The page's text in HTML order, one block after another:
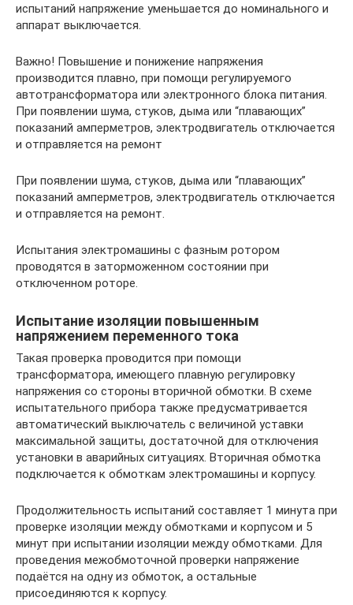
испытаний напряжение уменьшается до номинального и
аппарат выключается.
Важно! Повышение и понижение напряжения
производится плавно, при помощи регулируемого
автотрансформатора или электронного блока питания.
При появлении шума, стуков, дыма или “плавающих”
показаний амперметров, электродвигатель отключается
и отправляется на ремонт
При появлении шума, стуков, дыма или “плавающих”
показаний амперметров, электродвигатель отключается
и отправляется на ремонт.
Испытания электромашины с фазным ротором
проводятся в заторможенном состоянии при
отключенном роторе.
Испытание изоляции повышенным
напряжением переменного тока
Такая проверка проводится при помощи
трансформатора, имеющего плавную регулировку
напряжения со стороны вторичной обмотки. В схеме
испытательного прибора также предусматривается
автоматический выключатель с величиной уставки
максимальной защиты, достаточной для отключения
установки в аварийных ситуациях. Вторичная обмотка
подключается к обмоткам электромашины и корпусу.
Продолжительность испытаний составляет 1 минута при
проверке изоляции между обмотками и корпусом и 5
минут при испытании изоляции между обмотками. Для
проведения межобмоточной проверки напряжение
подаётся на одну из обмоток, а остальные
присоединяются к корпусу.